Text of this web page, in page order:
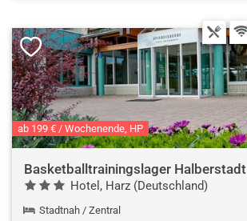
ab 199 € / Wochenende, HP
Basketballtrainingslager Halberstadt
Hotel, Harz (Deutschland)
Stadtnah / Zentral